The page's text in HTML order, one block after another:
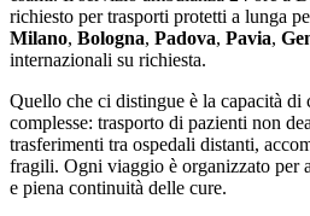
richiesto per trasporti protetti a lunga
Milano, Bologna, Padova, Pavia,
internazionali su richiesta.
Quello che ci distingue è la capacità
complesse: trasporto di pazienti non
trasferimenti tra ospedali distanti,
fragili. Ogni viaggio è organizzato per
e piena continuità delle cure.